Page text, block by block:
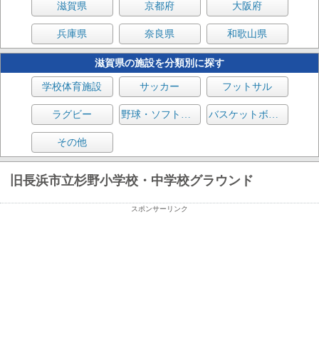
滋賀県 京都府 大阪府
兵庫県 奈良県 和歌山県
滋賀県の施設を分類別に探す
学校体育施設 サッカー フットサル
ラグビー 野球・ソフトボール バスケットボール
その他
旧長浜市立杉野小学校・中学校グラウンド
スポンサーリンク